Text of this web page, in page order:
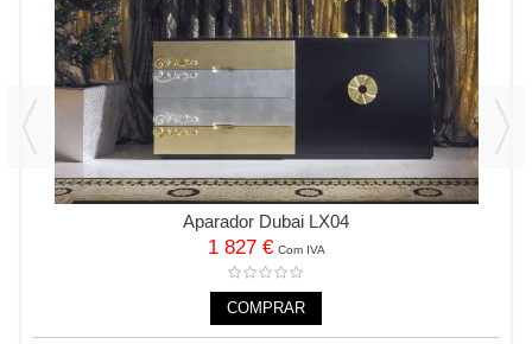
Aparador Dubai LX04
1 827 € Com IVA
COMPRAR